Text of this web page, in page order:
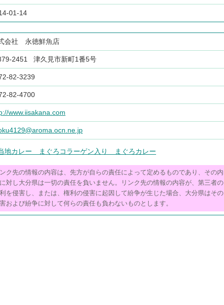
01-14
会社 永徳鮮魚店
2451 津久見市新町1番5号
82-3239
82-4700
www.iisakana.com
地カレー まぐろコラーゲン入り まぐろカレー
ク先の情報の内容は、先方が自らの責任によって定めるものであり、その内
対し大分県は一切の責任を負いません。リンク先の情報の内容が、第三者の
を侵害し、または、権利の侵害に起因して紛争が生じた場合、大分県はその
および紛争に対して何らの責任も負わないものとします。